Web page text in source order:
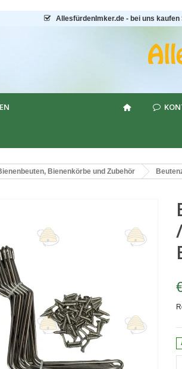
AllesfürdenImker.de - bei uns
Bienenkörbe und Zubehör